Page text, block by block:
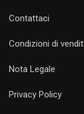
Contattaci
Condizioni di
Nota Legale
Privacy Policy